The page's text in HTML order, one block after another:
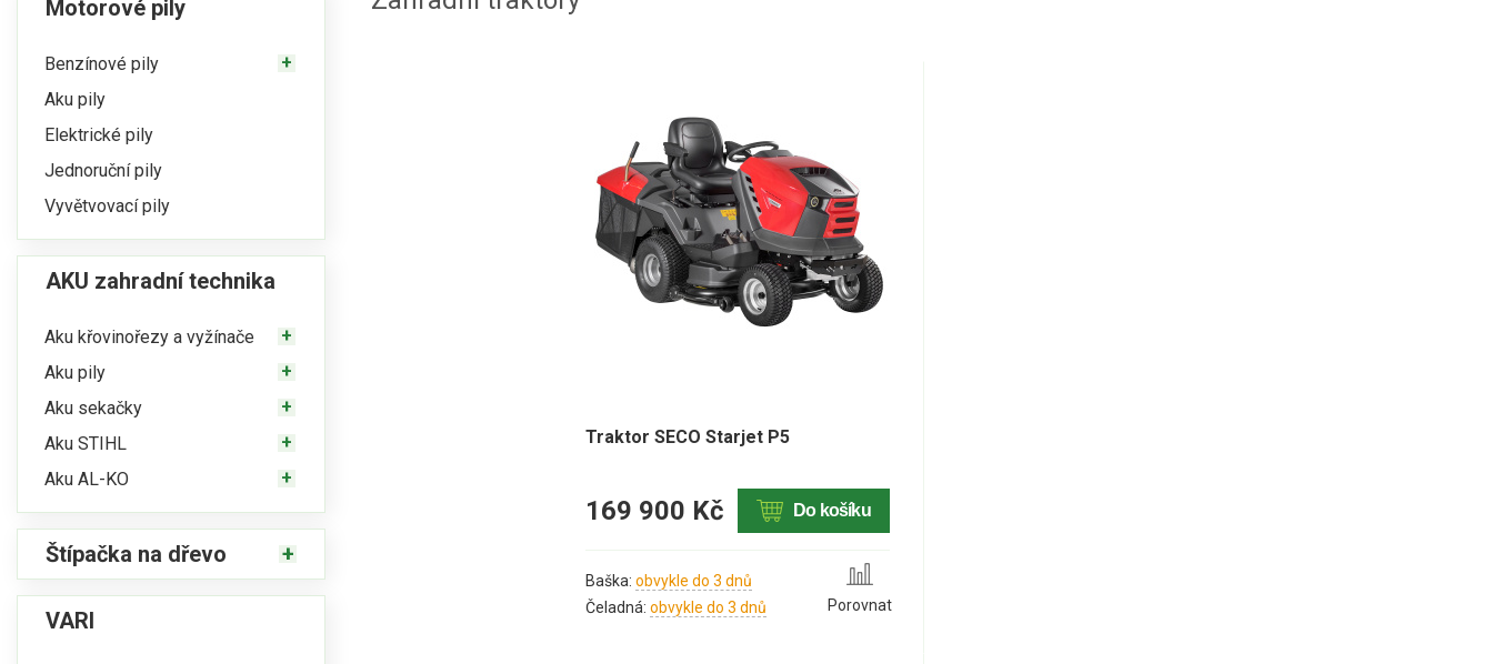
Motorové pily
Benzínové pily
Aku pily
Elektrické pily
Jednoruční pily
Vyvětvovací pily
AKU zahradní technika
Aku křovinořezy a vyžínače
Aku pily
Aku sekačky
Aku STIHL
Aku AL-KO
Štípačka na dřevo
VARI
Traktor SECO Starjet P5
169 900 Kč Do košíku
Baška: obvykle do 3 dnů
Čeladná: obvykle do 3 dnů Porovnat